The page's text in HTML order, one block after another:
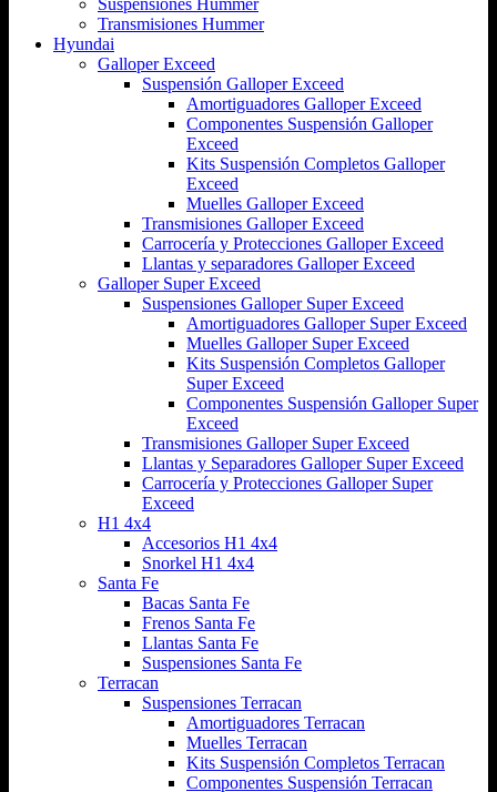
Suspensiones Hummer
Transmisiones Hummer
Hyundai
Galloper Exceed
Suspensión Galloper Exceed
Amortiguadores Galloper Exceed
Componentes Suspensión Galloper
Exceed
Kits Suspensión Completos Galloper
Exceed
Muelles Galloper Exceed
Transmisiones Galloper Exceed
Carrocería y Protecciones Galloper Exceed
Llantas y separadores Galloper Exceed
Galloper Super Exceed
Suspensiones Galloper Super Exceed
Amortiguadores Galloper Super Exceed
Muelles Galloper Super Exceed
Kits Suspensión Completos Galloper
Super Exceed
Componentes Suspensión Galloper Super
Exceed
Transmisiones Galloper Super Exceed
Llantas y Separadores Galloper Super Exceed
Carrocería y Protecciones Galloper Super
Exceed
H1 4x4
Accesorios H1 4x4
Snorkel H1 4x4
Santa Fe
Bacas Santa Fe
Frenos Santa Fe
Llantas Santa Fe
Suspensiones Santa Fe
Terracan
Suspensiones Terracan
Amortiguadores Terracan
Muelles Terracan
Kits Suspensión Completos Terracan
Componentes Suspensión Terracan